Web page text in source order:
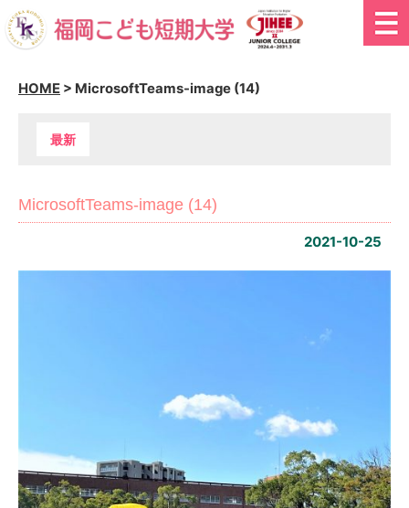
HOME > MicrosoftTeams-image (14)
最新
MicrosoftTeams-image (14)
2021-10-25